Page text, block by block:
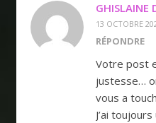
GHISLAINE
13 OCTOBRE
RÉPONDRE
Votre post
justesse…
vous a
J’ai